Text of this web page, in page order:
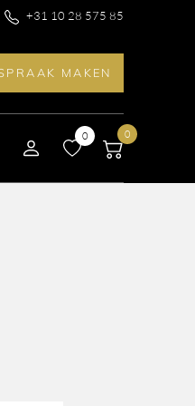
+31 10 28 575 85
MAKEN
0 0